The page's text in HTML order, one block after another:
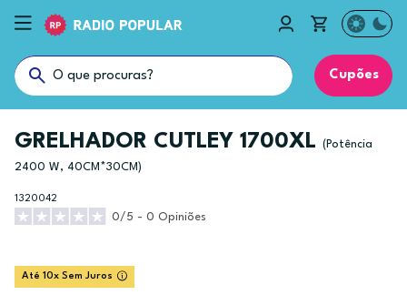
Cupões
GRELHADOR CUTLEY 1700XL
(Potência
2400 W, 40CM*30CM)
1320042
0/5 - 0 Opiniões
Até 10x Sem Juros